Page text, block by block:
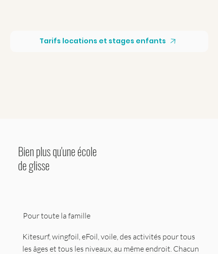
Tarifs locations et stages enfants
Bien plus qu'une école
de glisse
Pour toute la famille
Kitesurf, wingfoil, eFoil, voile, des activités pour tous
les âges et tous les niveaux, au même endroit. Chacun